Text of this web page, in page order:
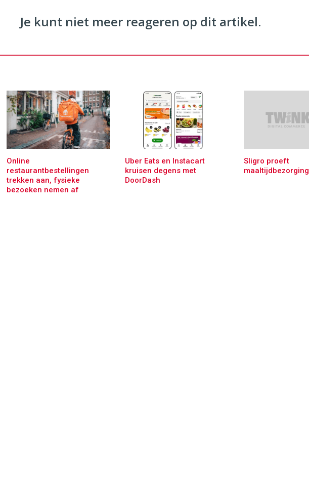
Je kunt niet meer reageren op dit artikel.
Online
restaurantbestellingen
trekken aan, fysieke
bezoeken nemen af
Uber Eats en Instacart
kruisen degens met
DoorDash
Sligro proeft
maaltijdbezorging